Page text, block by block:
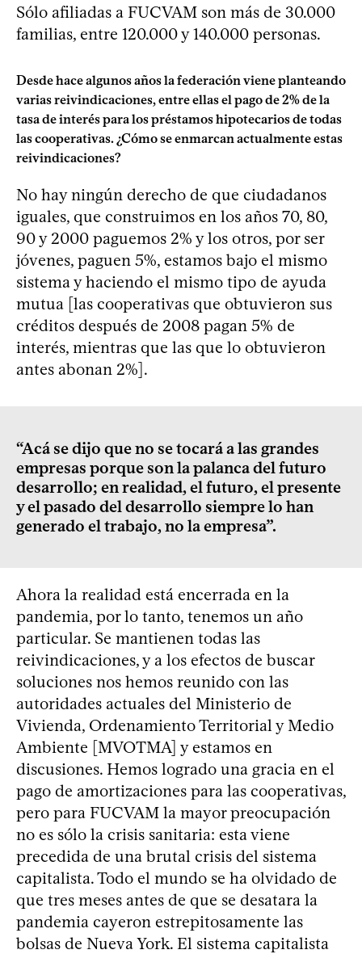
Sólo afiliadas a FUCVAM son más de 30.000
familias, entre 120.000 y 140.000 personas.
Desde hace algunos años la federación viene planteando
varias reivindicaciones, entre ellas el pago de 2% de la
tasa de interés para los préstamos hipotecarios de todas
las cooperativas. ¿Cómo se enmarcan actualmente estas
reivindicaciones?
No hay ningún derecho de que ciudadanos
iguales, que construimos en los años 70, 80,
90 y 2000 paguemos 2% y los otros, por ser
jóvenes, paguen 5%, estamos bajo el mismo
sistema y haciendo el mismo tipo de ayuda
mutua [las cooperativas que obtuvieron sus
créditos después de 2008 pagan 5% de
interés, mientras que las que lo obtuvieron
antes abonan 2%].
“Acá se dijo que no se tocará a las grandes
empresas porque son la palanca del futuro
desarrollo; en realidad, el futuro, el presente
y el pasado del desarrollo siempre lo han
generado el trabajo, no la empresa”.
Ahora la realidad está encerrada en la
pandemia, por lo tanto, tenemos un año
particular. Se mantienen todas las
reivindicaciones, y a los efectos de buscar
soluciones nos hemos reunido con las
autoridades actuales del Ministerio de
Vivienda, Ordenamiento Territorial y Medio
Ambiente [MVOTMA] y estamos en
discusiones. Hemos logrado una gracia en el
pago de amortizaciones para las cooperativas,
pero para FUCVAM la mayor preocupación
no es sólo la crisis sanitaria: esta viene
precedida de una brutal crisis del sistema
capitalista. Todo el mundo se ha olvidado de
que tres meses antes de que se desatara la
pandemia cayeron estrepitosamente las
bolsas de Nueva York. El sistema capitalista